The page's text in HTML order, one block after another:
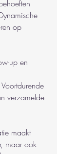
op
up en
Voortdurende
verzamelde
maakt
maar ook